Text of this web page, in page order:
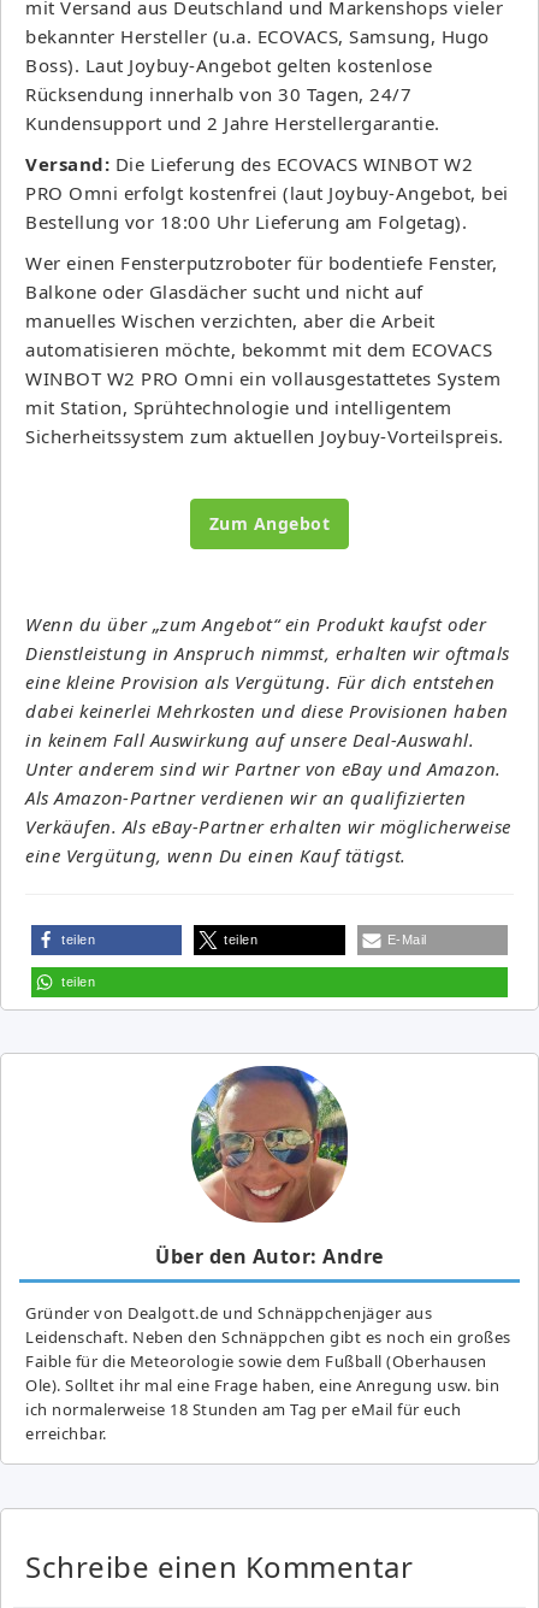
mit Versand aus Deutschland und Markenshops vieler
bekannter Hersteller (u.a. ECOVACS, Samsung, Hugo
Boss). Laut Joybuy-Angebot gelten kostenlose
Rücksendung innerhalb von 30 Tagen, 24/7
Kundensupport und 2 Jahre Herstellergarantie.
Versand: Die Lieferung des ECOVACS WINBOT W2
PRO Omni erfolgt kostenfrei (laut Joybuy-Angebot, bei
Bestellung vor 18:00 Uhr Lieferung am Folgetag).
Wer einen Fensterputzroboter für bodentiefe Fenster,
Balkone oder Glasdächer sucht und nicht auf
manuelles Wischen verzichten, aber die Arbeit
automatisieren möchte, bekommt mit dem ECOVACS
WINBOT W2 PRO Omni ein vollausgestattetes System
mit Station, Sprühtechnologie und intelligentem
Sicherheitssystem zum aktuellen Joybuy-Vorteilspreis.
Zum Angebot
Wenn du über „zum Angebot“ ein Produkt kaufst oder
Dienstleistung in Anspruch nimmst, erhalten wir oftmals
eine kleine Provision als Vergütung. Für dich entstehen
dabei keinerlei Mehrkosten und diese Provisionen haben
in keinem Fall Auswirkung auf unsere Deal-Auswahl.
Unter anderem sind wir Partner von eBay und Amazon.
Als Amazon-Partner verdienen wir an qualifizierten
Verkäufen. Als eBay-Partner erhalten wir möglicherweise
eine Vergütung, wenn Du einen Kauf tätigst.
teilen teilen E-Mail
teilen
Über den Autor: Andre
Gründer von Dealgott.de und Schnäppchenjäger aus
Leidenschaft. Neben den Schnäppchen gibt es noch ein großes
Fai­ble für die Meteorologie sowie dem Fußball (Oberhausen
Ole). Solltet ihr mal eine Frage haben, eine Anregung usw. bin
ich normalerweise 18 Stunden am Tag per eMail für euch
erreichbar.
Schreibe einen Kommentar